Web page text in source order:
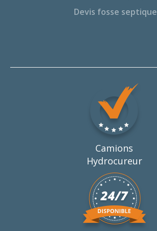
Devis fosse septique
Camions
Hydrocureur